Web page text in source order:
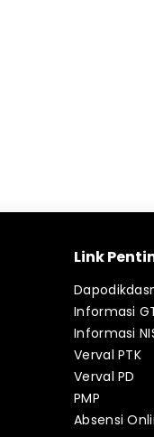
Link
Informasi
Informasi
Verval PTK
Verval PD
PMP
Absensi